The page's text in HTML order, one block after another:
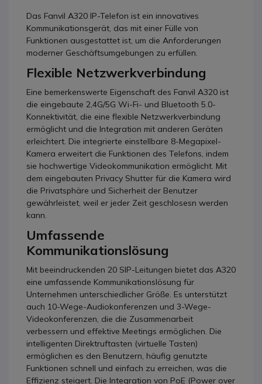
Das Fanvil A320 IP-Telefon ist ein innovatives
Kommunikationsgerät, das mit einer Fülle von
Funktionen ausgestattet ist, um die Anforderungen
moderner Geschäftsumgebungen zu erfüllen.
Flexible Netzwerkverbindung
Eine bemerkenswerte Eigenschaft des Fanvil A320 ist
die eingebaute 2,4G/5G Wi-Fi- und Bluetooth 5.0-
Konnektivität, die eine flexible Netzwerkverbindung
ermöglicht und die Integration mit anderen Geräten
erleichtert. Die integrierte einstellbare 8-Megapixel-
Kamera erweitert die Funktionen des Telefons, indem
sie hochwertige Videokommunikation ermöglicht. Mit
dem eingebauten Privacy Shutter für die Kamera wird
die Privatsphäre und Sicherheit der Benutzer
gewährleistet, weil er jeder Zeit geschlosesn werden
kann.
Umfassende
Kommunikationslösung
Mit beeindruckenden 20 SIP-Leitungen bietet das A320
eine umfassende Kommunikationslösung für
Unternehmen unterschiedlicher Größe. Es unterstützt
auch 10-Wege-Audiokonferenzen und 3-Wege-
Videokonferenzen, die die Zusammenarbeit
verbessern und effektive Meetings ermöglichen. Die
intelligenten Direktruftasten (virtuelle Tasten)
ermöglichen es den Benutzern, häufig genutzte
Funktionen schnell und einfach zu erreichen, was die
Effizienz steigert. Die Integration von PoE (Power over